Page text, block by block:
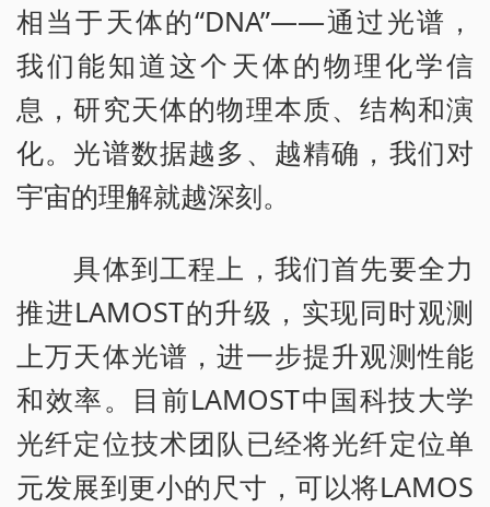
相当于天体的“DNA”——通过光谱，
我们能知道这个天体的物理化学信
息，研究天体的物理本质、结构和演
化。光谱数据越多、越精确，我们对
宇宙的理解就越深刻。
具体到工程上，我们首先要全力
推进LAMOST的升级，实现同时观测
上万天体光谱，进一步提升观测性能
和效率。目前LAMOST中国科技大学
光纤定位技术团队已经将光纤定位单
元发展到更小的尺寸，可以将LAMOS